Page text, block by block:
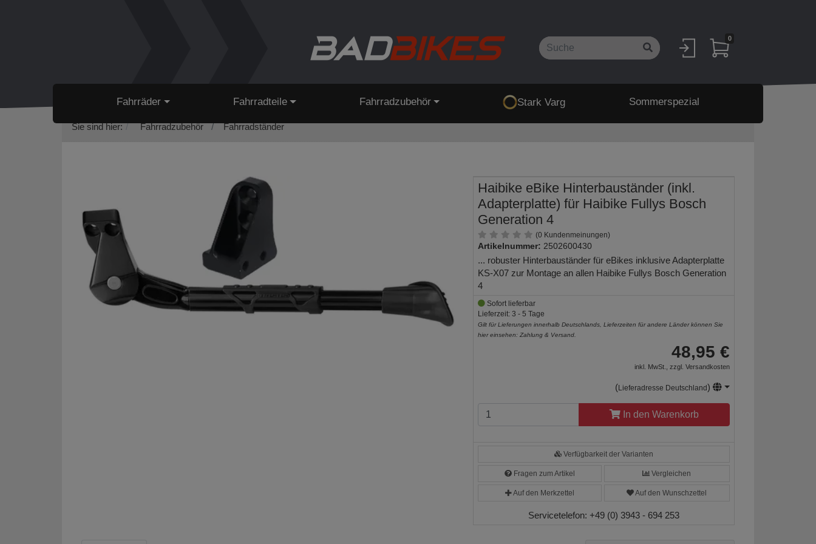
0
Fahrräder Fahrradteile Fahrradzubehör Stark Varg Sommerspezial
Sie sind hier: Fahrradzubehör Fahrradständer
Haibike eBike Hinterbauständer (inkl.
Adapterplatte) für Haibike Fullys Bosch
Generation 4
(0 Kundenmeinungen)
Artikelnummer: 2502600430
... robuster Hinterbauständer für eBikes inklusive Adapterplatte
KS-X07 zur Montage an allen Haibike Fullys Bosch Generation
4
Sofort lieferbar
Lieferzeit: 3 - 5 Tage
Gilt für Lieferungen innerhalb Deutschlands, Lieferzeiten für andere Länder können Sie
hier einsehen:Zahlung & Versand.
48,95 €
inkl. MwSt., zzgl. Versandkosten
(Lieferadresse Deutschland)
In den Warenkorb
Verfügbarkeit der Varianten
Fragen zum Artikel Vergleichen
Auf den Merkzettel Auf den Wunschzettel
Servicetelefon:+49 (0) 3943 - 694 253